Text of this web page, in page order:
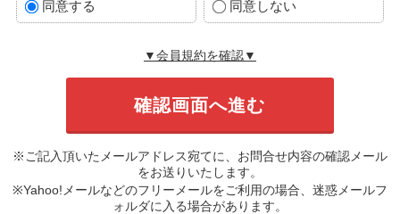
同意する 同意しない
▼会員規約を確認▼
※ご記入頂いたメールアドレス宛てに、お問合せ内容の確認メール
をお送りいたします。
※Yahoo!メールなどのフリーメールをご利用の場合、迷惑メールフ
ォルダに入る場合があります。